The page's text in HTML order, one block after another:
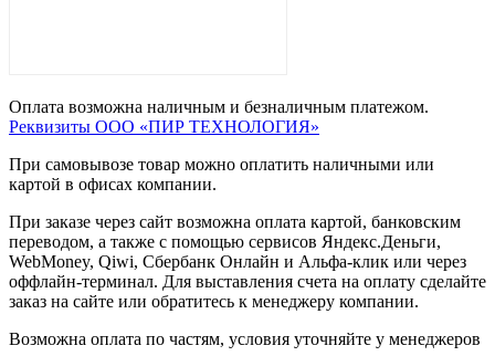
Оплата возможна наличным и безналичным платежом.
Реквизиты ООО «ПИР ТЕХНОЛОГИЯ»
При самовывозе товар можно оплатить наличными или
картой в офисах компании.
При заказе через сайт возможна оплата картой, банковским
переводом, а также с помощью сервисов Яндекс.Деньги,
WebMoney, Qiwi, Сбербанк Онлайн и Альфа-клик или через
оффлайн-терминал. Для выставления счета на оплату сделайте
заказ на сайте или обратитесь к менеджеру компании.
Возможна оплата по частям, условия уточняйте у менеджеров